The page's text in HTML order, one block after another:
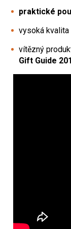
praktické
vysoká kvalita
vítězný
Gift Guide